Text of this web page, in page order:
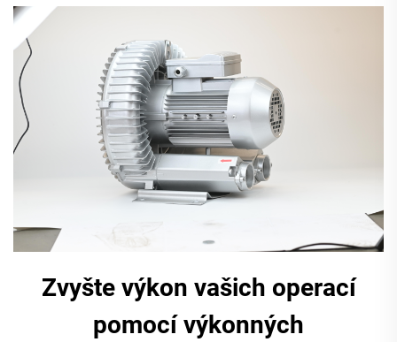
Zvyšte výkon vašich operací
pomocí výkonných